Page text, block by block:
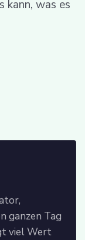
kann, was es
ganzen Tag
viel Wert